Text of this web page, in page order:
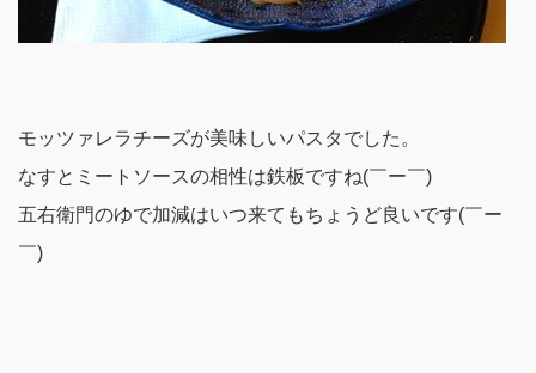
モッツァレラチーズが美味しいパスタでした。
なすとミートソースの相性は鉄板ですね(￣ー￣)
五右衛門のゆで加減はいつ来てもちょうど良いです(￣ー
￣)